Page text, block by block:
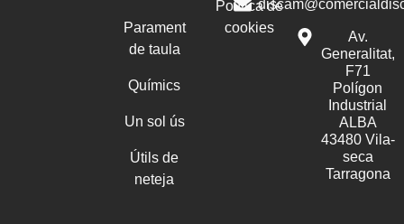
Parament
de taula
Químics
Un sol ús
Útils de
neteja
Política de
cookies
Av.
Generalitat,
F71
Polígon
Industrial
ALBA
43480 Vila-
seca
Tarragona